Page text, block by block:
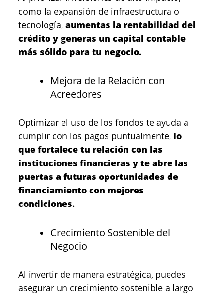
como la expansión de infraestructura o
tecnología, aumentas la rentabilidad del
crédito y generas un capital contable
más sólido para tu negocio.
Mejora de la Relación con
Acreedores
Optimizar el uso de los fondos te ayuda a
cumplir con los pagos puntualmente, lo
que fortalece tu relación con las
instituciones financieras y te abre las
puertas a futuras oportunidades de
financiamiento con mejores
condiciones.
Crecimiento Sostenible del
Negocio
Al invertir de manera estratégica, puedes
asegurar un crecimiento sostenible a largo